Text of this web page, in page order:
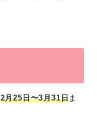
2月25日〜3月31日 ま